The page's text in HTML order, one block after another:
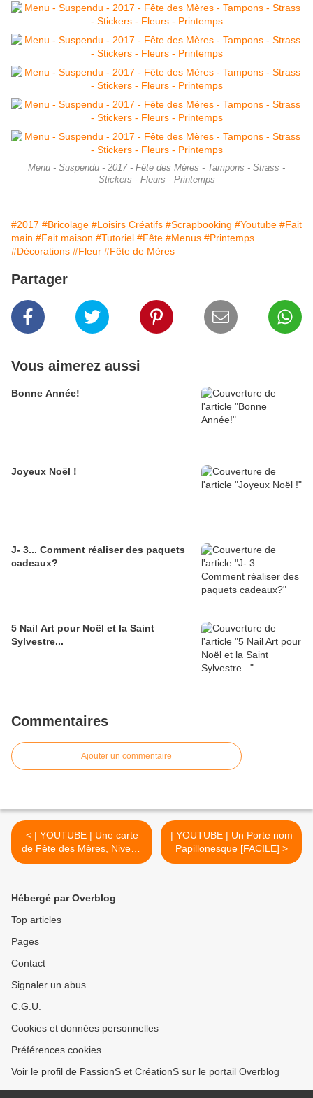
Menu - Suspendu - 2017 - Fête des Mères - Tampons - Strass -
Stickers - Fleurs - Printemps
#2017 #Bricolage #Loisirs Créatifs #Scrapbooking #Youtube #Fait
main #Fait maison #Tutoriel #Fête #Menus #Printemps
#Décorations #Fleur #Fête de Mères
Partager
Vous aimerez aussi
Bonne Année!
Joyeux Noël !
J- 3... Comment réaliser des paquets
cadeaux?
5 Nail Art pour Noël et la Saint
Sylvestre...
Commentaires
Ajouter un commentaire
< | YOUTUBE | Une carte
de Fête des Mères, Niveau
Confirmé
| YOUTUBE | Un Porte nom
Papillonesque [FACILE] >
Hébergé par Overblog
Top articles
Pages
Contact
Signaler un abus
C.G.U.
Cookies et données personnelles
Préférences cookies
Voir le profil de PassionS et CréationS sur le portail Overblog